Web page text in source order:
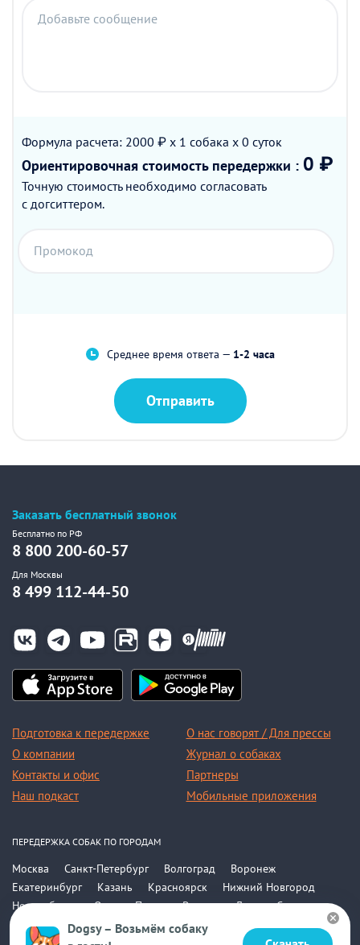
Dogsy – Возьмём собаку
Добавьте сообщение
Формула расчета: 2000 ₽ x 1 собака x 0 суток
Ориентировочная стоимость передержки : 0 ₽
Точную стоимость необходимо согласовать
с догситтером.
Промокод
Среднее время ответа — 1-2 часа
Отправить
Заказать бесплатный звонок
Бесплатно по РФ
8 800 200-60-57
Для Москвы
8 499 112-44-50
Подготовка к передержке
О компании
Контакты и офис
Наш подкаст
О нас говорят / Для прессы
Журнал о собаках
Партнеры
Мобильные приложения
ПЕРЕДЕРЖКА СОБАК ПО ГОРОДАМ
Москва Санкт-Петербург Волгоград
Воронеж
Екатеринбург
Казань Красноярск
Нижний Новгород
Новосибирск
Омск Пермь Ростов-на-Дону
Самара
Саратов
Уфа Челябинск Все города